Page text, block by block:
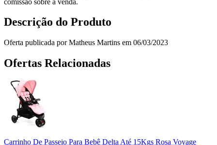
Descrição do Produto
Oferta publicada por Matheus Martins em 06/03/2023
Ofertas Relacionadas
Carrinho De Passeio Para Bebê Delta Até 15Kgs Rosa Voyage